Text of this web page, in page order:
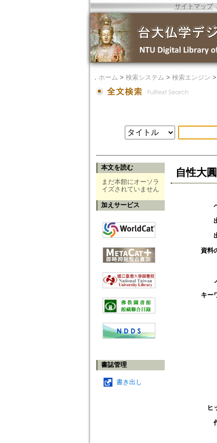
サイトマップ
． ホーム > 検索システム > 検索エンジン >
本文を読む
まだ本館にオーソラ
イズされていません
加えサービス
書誌管理
書き出し
自性大
資料
キー
ヒ